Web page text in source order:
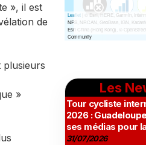
», il est
de
plusieurs
»
Les
Tour cycliste
2026 :
ses médias pour
31/07/2026